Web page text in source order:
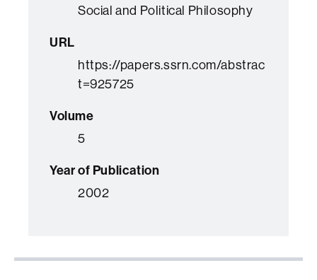
Social and Political Philosophy
URL
https://papers.ssrn.com/abstrac
t=925725
Volume
5
Year of Publication
2002